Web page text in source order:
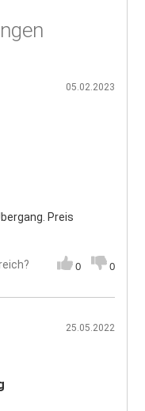
05.02.2023
Preis
0 0
25.05.2022